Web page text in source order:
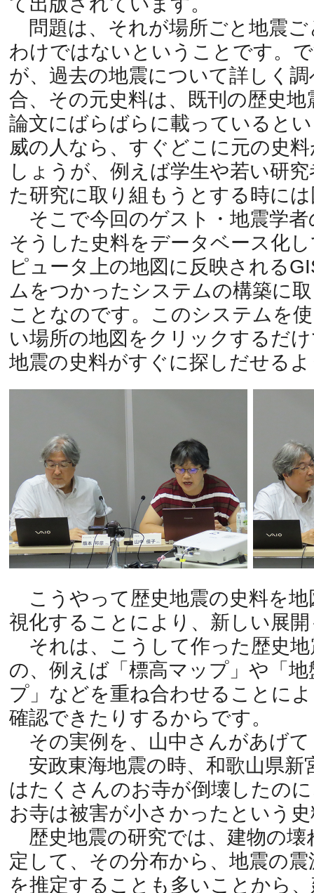
問題は、それが場所ごと地震
わけではないということです。
が、過去の地震について詳しく
合、その元史料は、既刊の歴史
論文にばらばらに載っていると
威の人なら、すぐどこに元の史
しょうが、例えば学生や若い研
た研究に取り組もうとする時に
そこで今回のゲスト・地震学者
そうした史料をデータベース化
ピュータ上の地図に反映される
ムをつかったシステムの構築に
ことなのです。このシステムを
い場所の地図をクリックするだ
地震の史料がすぐに探しだせる
こうやって歴史地震の史料を地
視化することにより、新しい展
それは、こうして作った歴史地
の、例えば「標高マップ」や「
プ」などを重ね合わせることに
確認できたりするからです。
その実例を、山中さんがあげ
安政東海地震の時、和歌山県新
はたくさんのお寺が倒壊したの
お寺は被害が小さかったという
歴史地震の研究では、建物の壊
定して、その分布から、地震の
を推定することも多いことから